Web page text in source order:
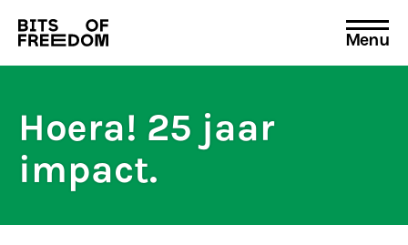
Search
for:
Menu
Hoera! 25 jaar
impact.